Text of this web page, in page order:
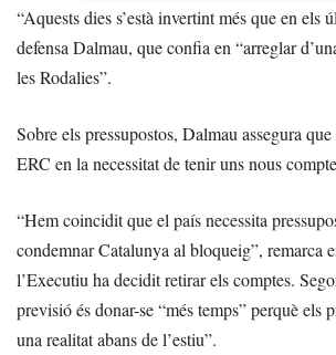
“Aquests dies s’està invertint més que en els
defensa Dalmau, que confia en “arreglar
les Rodalies”.
Sobre els pressupostos, Dalmau assegura
ERC en la necessitat de tenir uns nous
“Hem coincidit que el país necessita
condemnar Catalunya al bloqueig”, remarca
l’Executiu ha decidit retirar els comptes.
previsió és donar-se “més temps” perquè els
una realitat abans de l’estiu”.